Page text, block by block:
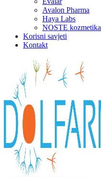
Avalon Pharma
Haya Labs
NOSTE kozmetika
Korisni savjeti
Kontakt